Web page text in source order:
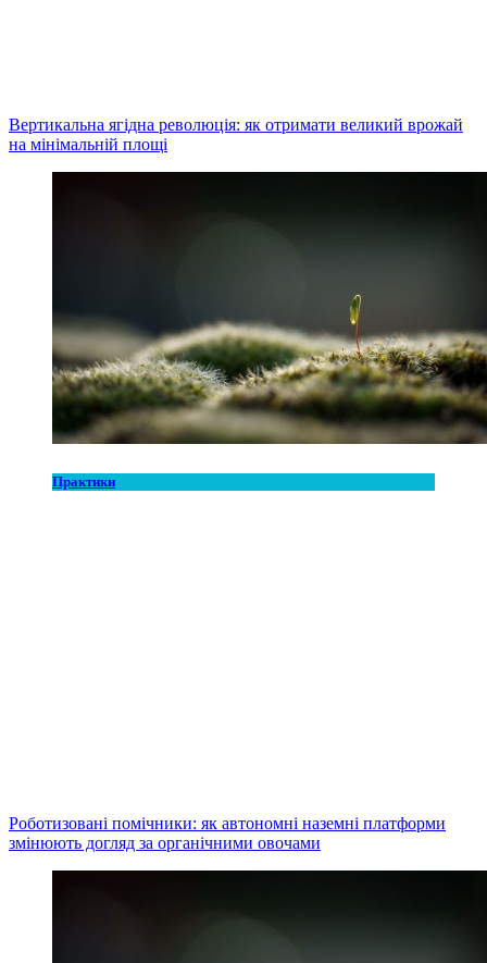
Вертикальна ягідна революція: як отримати великий врожай
на мінімальній площі
Практики
Роботизовані помічники: як автономні наземні платформи
змінюють догляд за органічними овочами